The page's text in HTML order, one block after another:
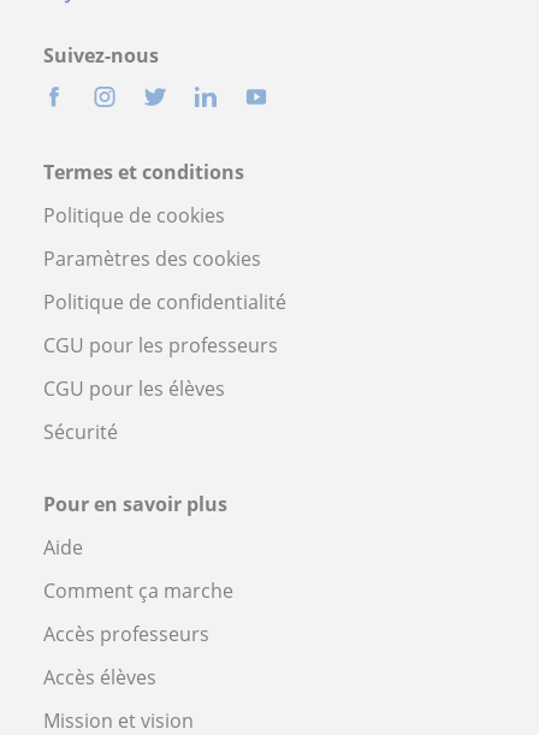
Suivez-nous
Termes et conditions
Politique de cookies
Paramètres des cookies
Politique de confidentialité
CGU pour les professeurs
CGU pour les élèves
Sécurité
Pour en savoir plus
Aide
Comment ça marche
Accès professeurs
Accès élèves
Mission et vision